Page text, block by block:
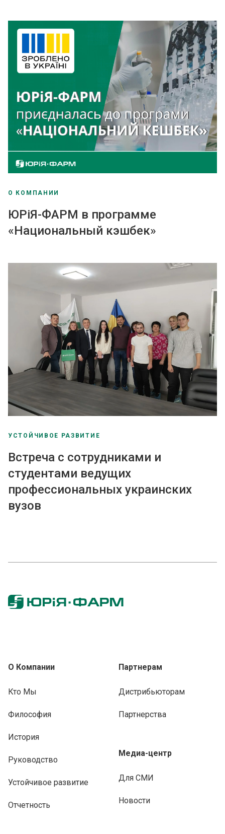
О КОМПАНИИ
ЮРіЯ-ФАРМ в программе
«Национальный кэшбек»
УСТОЙЧИВОЕ РАЗВИТИЕ
Встреча с сотрудниками и
студентами ведущих
профессиональных украинских
вузов
О Компании
Кто Мы
Философия
История
Руководство
Устойчивое развитие
Отчетность
Партнерам
Дистрибьюторам
Партнерства
Медиа-центр
Для СМИ
Новости